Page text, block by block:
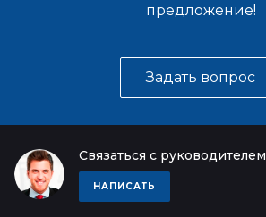
предложение!
Задать вопрос
Связаться с руководителем
НАПИСАТЬ